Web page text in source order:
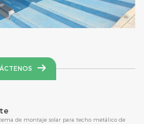
de montaje solar para techo metálico de